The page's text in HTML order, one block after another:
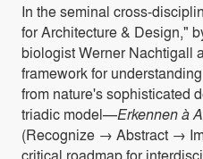
In the seminal cross-
for Architecture & Design,"
biologist Werner Nachtigall
framework for
from nature's sophisticated
triadic model—Erkennen à
(Recognize → Abstract →